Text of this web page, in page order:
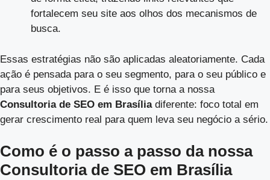
fortalecem seu site aos olhos dos mecanismos de
busca.
Essas estratégias não são aplicadas aleatoriamente. Cada
ação é pensada para o seu segmento, para o seu público e
para seus objetivos. E é isso que torna a nossa
Consultoria de SEO em Brasíliadiferente: foco total em
gerar crescimento real para quem leva seu negócio a sério.
Como é o passo a passo da nossa
Consultoria de SEO em Brasília